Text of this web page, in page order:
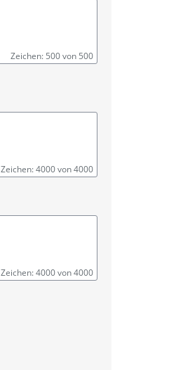
Zeichen: 500 von 500
Zeichen: 4000 von 4000
Zeichen: 4000 von 4000